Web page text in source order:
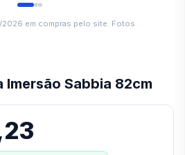
em compras pelo site. Fotos
Imersão Sabbia 82cm